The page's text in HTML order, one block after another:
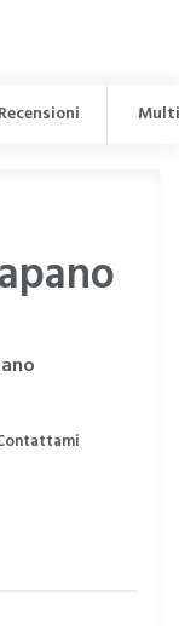
Recensioni